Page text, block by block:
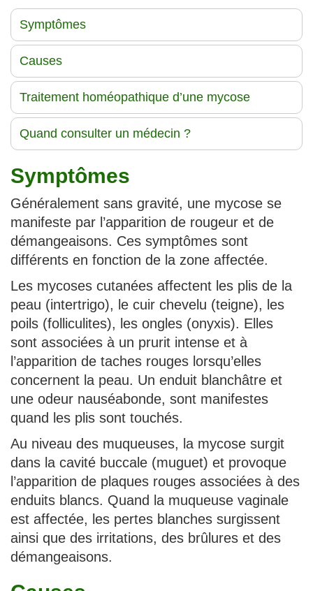
Symptômes
Causes
Traitement homéopathique d’une mycose
Quand consulter un médecin ?
Symptômes
Généralement sans gravité, une mycose se
manifeste par l’apparition de rougeur et de
démangeaisons. Ces symptômes sont
différents en fonction de la zone affectée.
Les mycoses cutanées affectent les plis de la
peau (intertrigo), le cuir chevelu (teigne), les
poils (folliculites), les ongles (onyxis). Elles
sont associées à un prurit intense et à
l’apparition de taches rouges lorsqu’elles
concernent la peau. Un enduit blanchâtre et
une odeur nauséabonde, sont manifestes
quand les plis sont touchés.
Au niveau des muqueuses, la mycose surgit
dans la cavité buccale (muguet) et provoque
l’apparition de plaques rouges associées à des
enduits blancs. Quand la muqueuse vaginale
est affectée, les pertes blanches surgissent
ainsi que des irritations, des brûlures et des
démangeaisons.